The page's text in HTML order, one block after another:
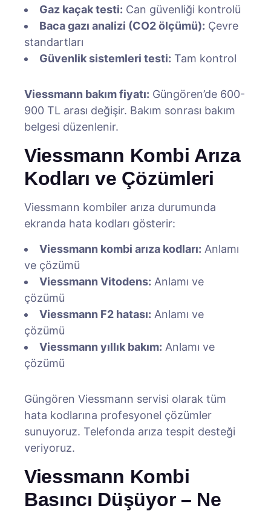
Gaz kaçak testi: Can güvenliği kontrolü
Baca gazı analizi (CO2 ölçümü): Çevre
standartları
Güvenlik sistemleri testi: Tam kontrol
Viessmann bakım fiyatı: Güngören’de 600-
900 TL arası değişir. Bakım sonrası bakım
belgesi düzenlenir.
Viessmann Kombi Arıza
Kodları ve Çözümleri
Viessmann kombiler arıza durumunda
ekranda hata kodları gösterir:
Viessmann kombi arıza kodları: Anlamı
ve çözümü
Viessmann Vitodens: Anlamı ve
çözümü
Viessmann F2 hatası: Anlamı ve
çözümü
Viessmann yıllık bakım: Anlamı ve
çözümü
Güngören Viessmann servisi olarak tüm
hata kodlarına profesyonel çözümler
sunuyoruz. Telefonda arıza tespit desteği
veriyoruz.
Viessmann Kombi
Basıncı Düşüyor – Ne